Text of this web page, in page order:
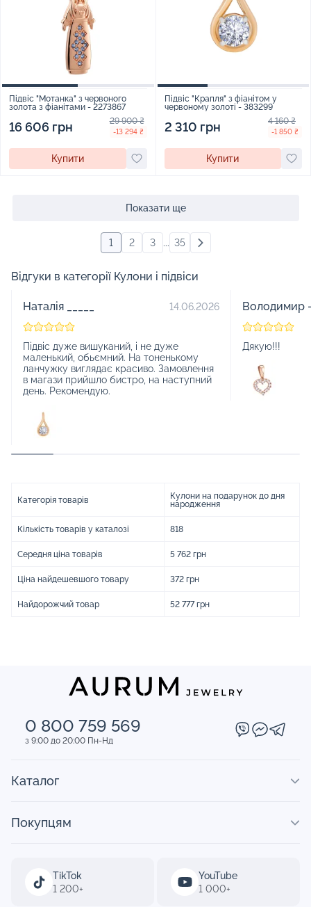
Підвіс "Мотанка" з червоного
золота з фіанітами - 2273867
16 606 грн 29 900 ₴
-13 294 ₴
Купити
Підвіс "Крапля" з фіанітом у
червоному золоті - 383299
2 310 грн 4 160 ₴
-1 850 ₴
Купити
Показати ще
1 2 3 ... 35
Відгуки в категорії Кулони і підвіси
Наталія _____ 14.06.2026
Підвіс дуже вишуканий, і не дуже
маленький, обьємний. На тоненькому
ланчужку виглядає красиво. Замовлення
в магази прийшло бистро, на наступний
день. Рекомендую.
Володимир
Дякую!!!
Категорія товарів
Кулони на подарунок до дня
народження
Кількість товарів у каталозі 818
Середня ціна товарів 5 762 грн
Ціна найдешевшого товару 372 грн
Найдорожчий товар 52 777 грн
0 800 759 569
з 9:00 до 20:00 Пн-Нд
TikTok
1 200+
YouTube
1 000+
Каталог
Покупцям